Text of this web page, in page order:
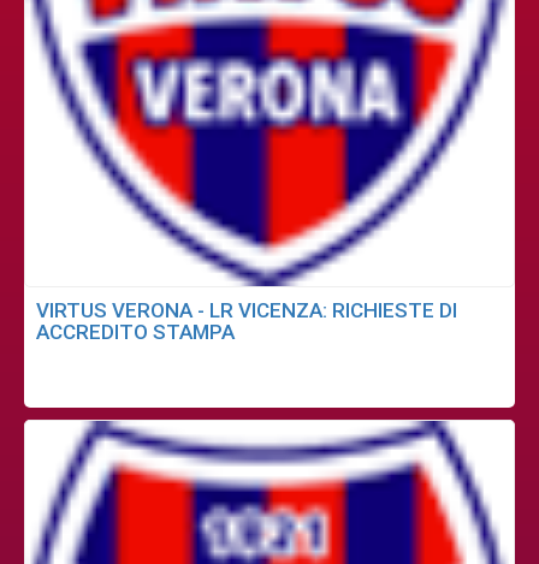
VIRTUS VERONA - LR VICENZA: RICHIESTE DI
ACCREDITO STAMPA